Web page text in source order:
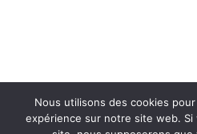
Nous utilisons des cookies
expérience sur notre site web.